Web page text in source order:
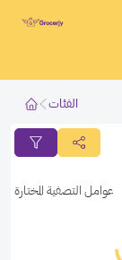
الفئات
فلتر المنتجات
فلتر المنتجات
عوامل التصفية المختارة